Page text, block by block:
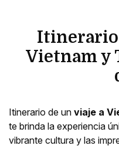
Itinerario
Vietnam y
Itinerario de un viaje a
te brinda la experiencia
vibrante cultura y las